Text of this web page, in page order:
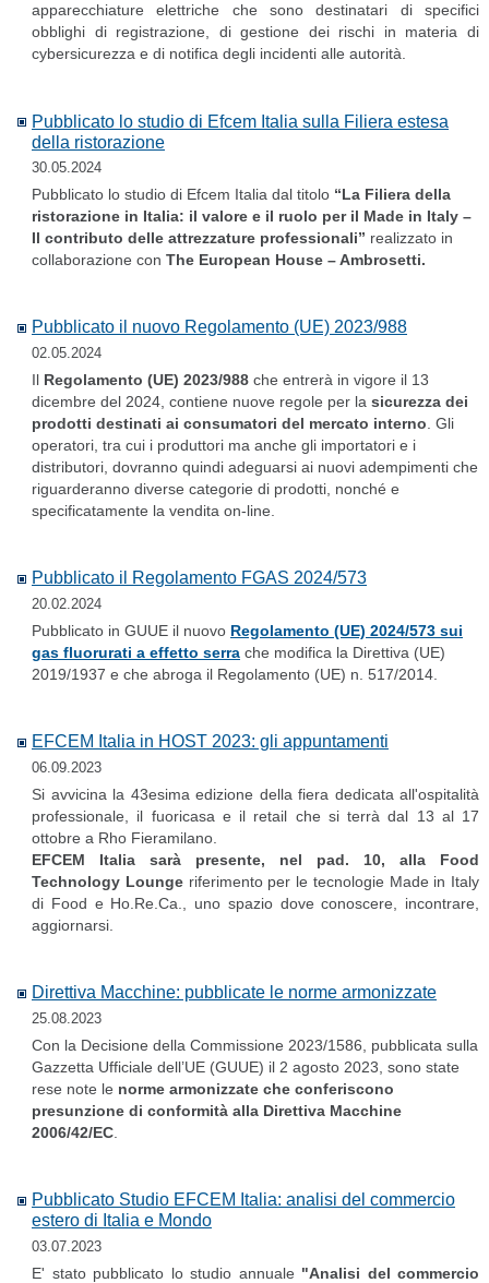
apparecchiature elettriche che sono destinatari di specifici
obblighi di registrazione, di gestione dei rischi in materia di
cybersicurezza e di notifica degli incidenti alle autorità.
Pubblicato lo studio di Efcem Italia sulla Filiera estesa
della ristorazione
30.05.2024
Pubblicato lo studio di Efcem Italia dal titolo “La Filiera della
ristorazione in Italia: il valore e il ruolo per il Made in Italy –
Il contributo delle attrezzature professionali” realizzato in
collaborazione con The European House – Ambrosetti.
Pubblicato il nuovo Regolamento (UE) 2023/988
02.05.2024
Il Regolamento (UE) 2023/988 che entrerà in vigore il 13
dicembre del 2024, contiene nuove regole per la sicurezza dei
prodotti destinati ai consumatori del mercato interno . Gli
operatori, tra cui i produttori ma anche gli importatori e i
distributori, dovranno quindi adeguarsi ai nuovi adempimenti che
riguarderanno diverse categorie di prodotti, nonché e
specificatamente la vendita on-line.
Pubblicato il Regolamento FGAS 2024/573
20.02.2024
Pubblicato in GUUE il nuovo Regolamento (UE) 2024/573 sui
gas fluorurati a effetto serra che modifica la Direttiva (UE)
2019/1937 e che abroga il Regolamento (UE) n. 517/2014.
EFCEM Italia in HOST 2023: gli appuntamenti
06.09.2023
Si avvicina la 43esima edizione della fiera dedicata all'ospitalità
professionale, il fuoricasa e il retail che si terrà dal 13 al 17
ottobre a Rho Fieramilano.
EFCEM Italia sarà presente, nel pad. 10, alla Food
Technology Loungeriferimento per le tecnologie Made in Italy
di Food e Ho.Re.Ca., uno spazio dove conoscere, incontrare,
aggiornarsi.
Direttiva Macchine: pubblicate le norme armonizzate
25.08.2023
Con la Decisione della Commissione 2023/1586, pubblicata sulla
Gazzetta Ufficiale dell’UE (GUUE) il 2 agosto 2023, sono state
rese note le norme armonizzate che conferiscono
presunzione di conformità alla Direttiva Macchine
2006/42/EC
Pubblicato Studio EFCEM Italia: analisi del commercio
estero di Italia e Mondo
03.07.2023
E' stato pubblicato lo studio annuale "Analisi del commercio